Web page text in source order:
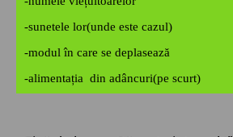
-sunetele lor(unde este cazul)
-modul în care se deplasează
-alimentația din adâncuri(pe scurt)